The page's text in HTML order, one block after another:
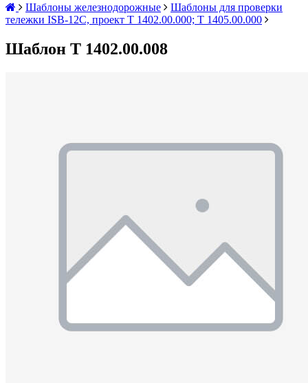
Шаблоны железнодорожные
Шаблоны для проверки
тележки ISB-12C, проект Т 1402.00.000; Т 1405.00.000
Шаблон Т 1402.00.008